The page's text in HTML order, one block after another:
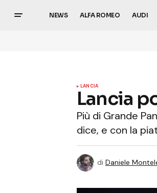
NEWS ALFA ROMEO AUDI
LANCIA
Lancia
Più di Grande
dice, e con la
di Daniele